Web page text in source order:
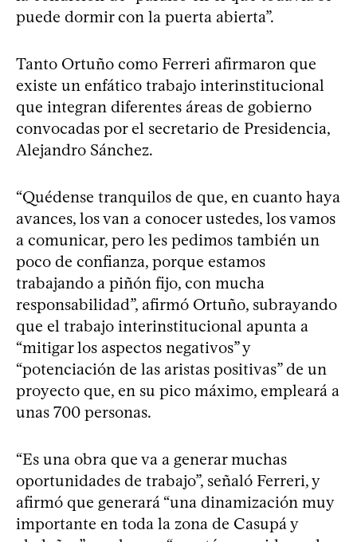
puede dormir con la puerta abierta”.
Tanto Ortuño como Ferreri afirmaron que
existe un enfático trabajo interinstitucional
que integran diferentes áreas de gobierno
convocadas por el secretario de Presidencia,
Alejandro Sánchez.
“Quédense tranquilos de que, en cuanto haya
avances, los van a conocer ustedes, los vamos
a comunicar, pero les pedimos también un
poco de confianza, porque estamos
trabajando a piñón fijo, con mucha
responsabilidad”, afirmó Ortuño, subrayando
que el trabajo interinstitucional apunta a
“mitigar los aspectos negativos” y
“potenciación de las aristas positivas” de un
proyecto que, en su pico máximo, empleará a
unas 700 personas.
“Es una obra que va a generar muchas
oportunidades de trabajo”, señaló Ferreri, y
afirmó que generará “una dinamización muy
importante en toda la zona de Casupá y